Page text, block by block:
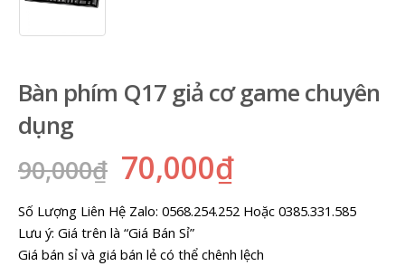
Bàn phím Q17 giả cơ game chuyên
dụng
90,000₫ 70,000₫
Số Lượng Liên Hệ Zalo: 0568.254.252 Hoặc 0385.331.585
Lưu ý: Giá trên là “Giá Bán Sỉ”
Giá bán sỉ và giá bán lẻ có thể chênh lệch